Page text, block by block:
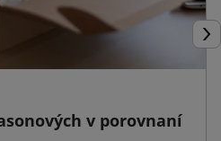
v porovnaní